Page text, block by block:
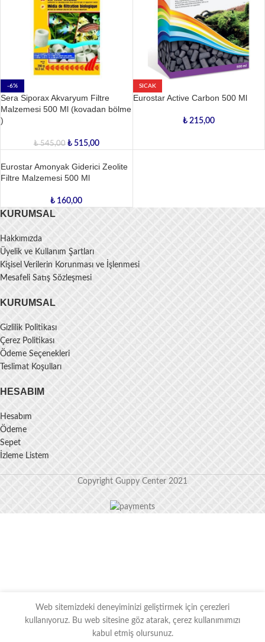
-6%
Sera Siporax Akvaryum Filtre
Malzemesi 500 Ml (kovadan bölme
)
₺545,00 ₺515,00
SICAK
Eurostar Active Carbon 500 Ml
₺215,00
Eurostar Amonyak Giderici Zeolite
Filtre Malzemesi 500 Ml
₺ 160,00
KURUMSAL
Hakkımızda
Üyelik ve Kullanım Şartları
Kişisel Verilerin Korunması ve İşlenmesi
Mesafeli Satış Sözleşmesi
KURUMSAL
Gizlilik Politikası
Çerez Politikası
Ödeme Seçenekleri
Teslimat Koşulları
HESABIM
Hesabım
Ödeme
Sepet
İzleme Listem
Copyright Guppy Center 2021
Web sitemizdeki deneyiminizi geliştirmek için çerezleri
kullanıyoruz. Bu web sitesine göz atarak, çerez kullanımımızı
kabul etmiş olursunuz.